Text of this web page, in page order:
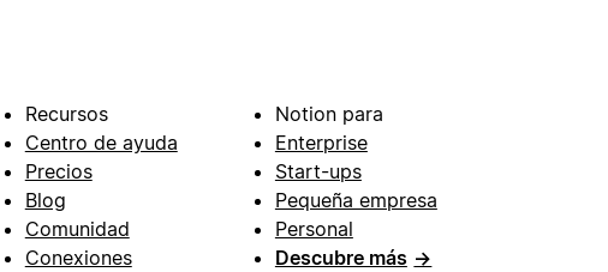
Recursos
Centro de ayuda
Precios
Blog
Comunidad
Conexiones
Notion para
Enterprise
Start-ups
Pequeña empresa
Personal
Descubre más →